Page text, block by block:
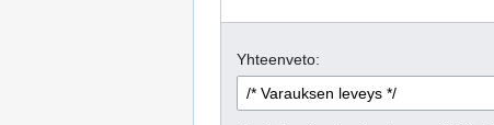
Yhteenveto: